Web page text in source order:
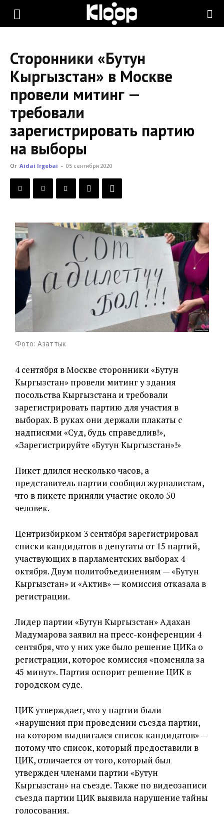
KLOOP.KG
Новости
Кыргызстана
Сторонники «Бутун
Кыргызстан» в Москве
провели митинг —
требовали
зарегистрировать партию
на выборы
От Aidai Irgebai - 05 сентября 2020
Фото: Азаттык
4 сентября в Москве сторонники «Бутун
Кыргызстан» провели митинг у здания
посольства Кыргызстана и требовали
зарегистрировать партию для участия в
выборах. В руках они держали плакаты с
надписями «Суд, будь справедлив!»,
«Зарегистрируйте «Бутун Кыргызстан»!»
Пикет длился несколько часов, а
представитель партии сообщил журналистам,
что в пикете приняли участие около 50
человек.
Центризбирком 3 сентября зарегистрировал
списки кандидатов в депутаты от 15 партий,
участвующих в парламентских выборах 4
октября. Двум политобъединениям — «Бутун
Кыргызстан» и «Актив» — комиссия отказала в
регистрации.
Лидер партии «Бутун Кыргызстан» Адахан
Мадумарова заявил на пресс-конференции 4
сентября, что у них уже было решение ЦИКа о
регистрации, которое комиссия «поменяла за
45 минут». Партия оспорит решение ЦИК в
городском суде.
ЦИК утверждает, что у партии были
«нарушения при проведении съезда партии,
на котором выдвигался список кандидатов» —
потому что список, который предоставили в
ЦИК, отличается от того, который был
утвержден членами партии «Бутун
Кыргызстан» на съезде. Также по видеозаписи
съезда партии ЦИК выявила нарушение тайны
голосования.